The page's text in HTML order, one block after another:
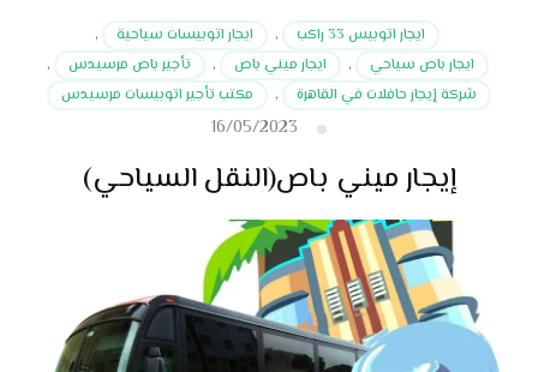
ايجار اتوبيس 33 راكب , ايجار اتوبيسات سياحية
,
ايجار باص سياحي
, ايجار ميني باص , تأجير باص مرسيدس
,
شركة إيجار حافلات في القاهرة
, مكتب تأجير اتوبيسات مرسيدس
16/05/2023
إيجار ميني باص(النقل السياحي)